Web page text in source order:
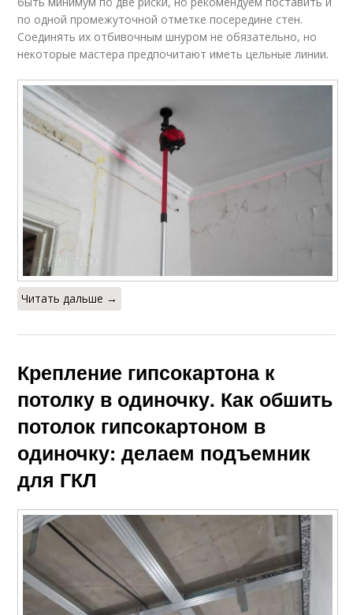
по одной промежуточной отметке посередине стен.
Соединять их отбивочным шнуром не обязательно, но
некоторые мастера предпочитают иметь цельные линии.
Читать дальше →
Крепление гипсокартона к
потолку в одиночку. Как обшить
потолок гипсокартоном в
одиночку: делаем подъемник
для ГКЛ